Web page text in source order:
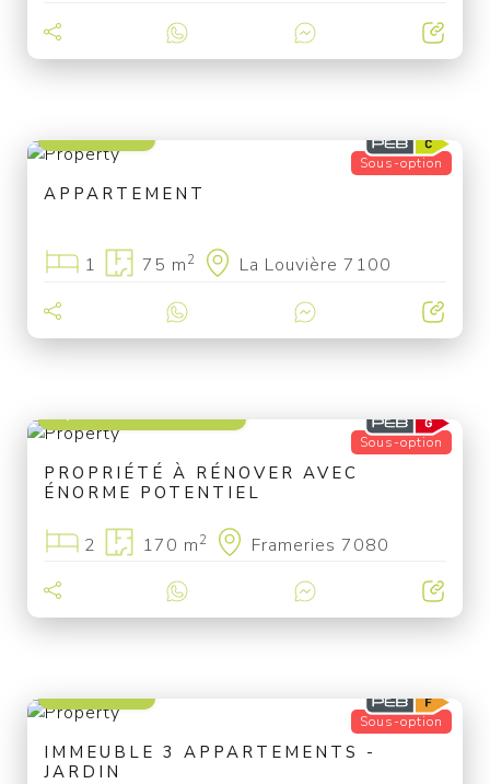
Sous-option
APPARTEMENT
1 75 m2 La Louvière 7100
Sous-option
PROPRIÉTÉ À RÉNOVER AVEC
ÉNORME POTENTIEL
2 170 m2 Frameries 7080
Sous-option
IMMEUBLE 3 APPARTEMENTS -
JARDIN